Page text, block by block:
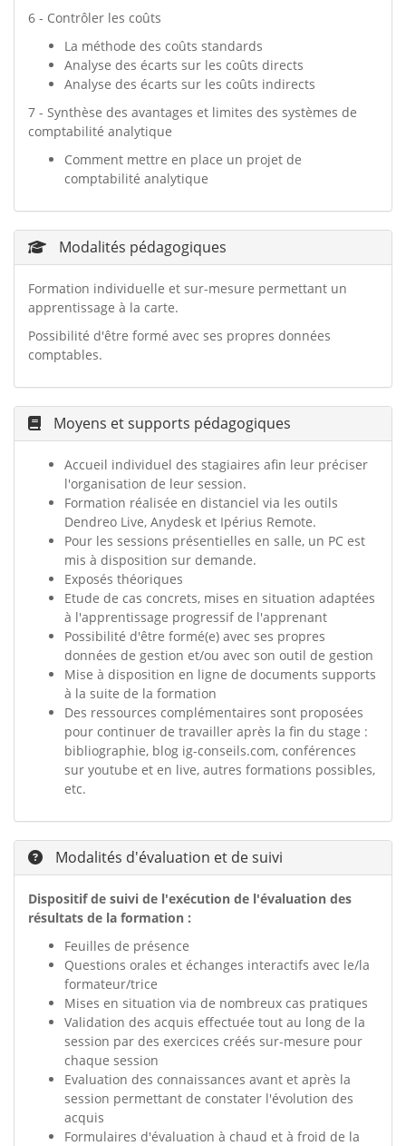
6 - Contrôler les coûts
La méthode des coûts standards
Analyse des écarts sur les coûts directs
Analyse des écarts sur les coûts indirects
7 - Synthèse des avantages et limites des systèmes de
comptabilité analytique
Comment mettre en place un projet de
comptabilité analytique
Modalités pédagogiques
Formation individuelle et sur-mesure permettant un
apprentissage à la carte.
Possibilité d'être formé avec ses propres données
comptables.
Moyens et supports pédagogiques
Accueil individuel des stagiaires afin leur préciser
l'organisation de leur session.
Formation réalisée en distanciel via les outils
Dendreo Live, Anydesk et Ipérius Remote.
Pour les sessions présentielles en salle, un PC est
mis à disposition sur demande.
Exposés théoriques
Etude de cas concrets, mises en situation adaptées
à l'apprentissage progressif de l'apprenant
Possibilité d'être formé(e) avec ses propres
données de gestion et/ou avec son outil de gestion
Mise à disposition en ligne de documents supports
à la suite de la formation
Des ressources complémentaires sont proposées
pour continuer de travailler après la fin du stage :
bibliographie, blog ig-conseils.com, conférences
sur youtube et en live, autres formations possibles,
etc.
Modalités d'évaluation et de suivi
Dispositif de suivi de l'exécution de l'évaluation des
résultats de la formation :
Feuilles de présence
Questions orales et échanges interactifs avec le/la
formateur/trice
Mises en situation via de nombreux cas pratiques
Validation des acquis effectuée tout au long de la
session par des exercices créés sur-mesure pour
chaque session
Evaluation des connaissances avant et après la
session permettant de constater l'évolution des
acquis
Formulaires d'évaluation à chaud et à froid de la